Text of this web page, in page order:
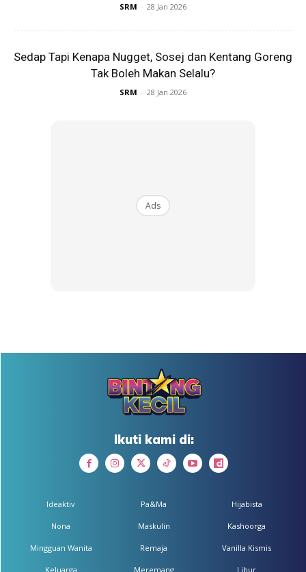
Birthday trip & 10 hadiah
semakin menginjak remaja ini juga turut meminta 10 jenis
SRM - 28 Jan 2026
Sedap Tapi Kenapa Nugget, Sosej dan Kentang Goreng
Tak Boleh Makan Selalu?
SRM - 28 Jan 2026
Ads
Ikuti kami di:
Ideaktiv
Nona
Mingguan Wanita
Keluarga
Pa&Ma
Maskulin
Remaja
Meremang
Hijabista
Kashoorga
Vanilla Kismis
Libur